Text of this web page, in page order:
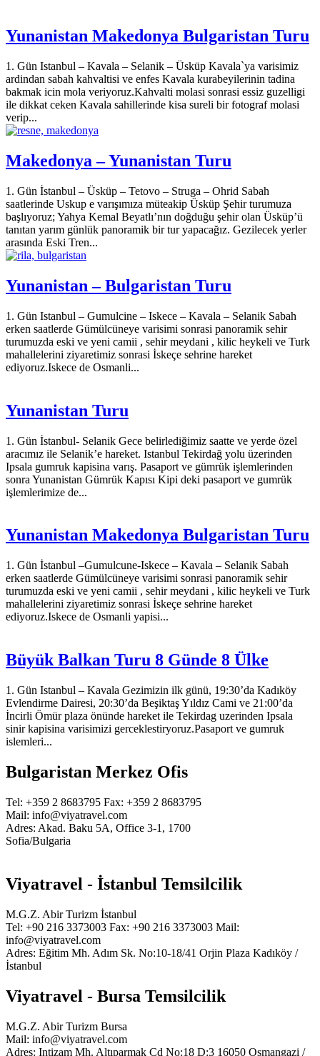
Yunanistan Makedonya Bulgaristan Turu
1. Gün Istanbul – Kavala – Selanik – Üsküp Kavala`ya varisimiz
ardindan sabah kahvaltisi ve enfes Kavala kurabeyilerinin tadina
bakmak icin mola veriyoruz.Kahvalti molasi sonrasi essiz guzelligi
ile dikkat ceken Kavala sahillerinde kisa sureli bir fotograf molasi
verip...
Makedonya – Yunanistan Turu
1. Gün İstanbul – Üsküp – Tetovo – Struga – Ohrid Sabah
saatlerinde Uskup e varışımıza müteakip Üsküp Şehir turumuza
başlıyoruz; Yahya Kemal Beyatlı’nın doğduğu şehir olan Üsküp’ü
tanıtan yarım günlük panoramik bir tur yapacağız. Gezilecek yerler
arasında Eski Tren...
Yunanistan – Bulgaristan Turu
1. Gün Istanbul – Gumulcine – Iskece – Kavala – Selanik Sabah
erken saatlerde Gümülcüneye varisimi sonrasi panoramik sehir
turumuzda eski ve yeni camii , sehir meydani , kilic heykeli ve Turk
mahallelerini ziyaretimiz sonrasi İskeçe sehrine hareket
ediyoruz.Iskece de Osmanli...
Yunanistan Turu
1. Gün İstanbul- Selanik Gece belirlediğimiz saatte ve yerde özel
aracımız ile Selanik’e hareket. Istanbul Tekirdağ yolu üzerinden
Ipsala gumruk kapisina varış. Pasaport ve gümrük işlemlerinden
sonra Yunanistan Gümrük Kapısı Kipi deki pasaport ve gumrük
işlemlerimize de...
Yunanistan Makedonya Bulgaristan Turu
1. Gün İstanbul –Gumulcune-Iskece – Kavala – Selanik Sabah
erken saatlerde Gümülcüneye varisimi sonrasi panoramik sehir
turumuzda eski ve yeni camii , sehir meydani , kilic heykeli ve Turk
mahallelerini ziyaretimiz sonrasi İskeçe sehrine hareket
ediyoruz.Iskece de Osmanli yapisi...
Büyük Balkan Turu 8 Günde 8 Ülke
1. Gün Istanbul – Kavala Gezimizin ilk günü, 19:30’da Kadıköy
Evlendirme Dairesi, 20:30’da Beşiktaş Yıldız Cami ve 21:00’da
İncirli Ömür plaza önünde hareket ile Tekirdag uzerinden Ipsala
sinir kapisina varisimizi gerceklestiryoruz.Pasaport ve gumruk
islemleri...
Bulgaristan Merkez Ofis
Tel: +359 2 8683795 Fax: +359 2 8683795
Mail: info@viyatravel.com
Adres: Akad. Baku 5A, Office 3-1, 1700
Sofia/Bulgaria
Viyatravel - İstanbul Temsilcilik
M.G.Z. Abir Turizm İstanbul
Tel: +90 216 3373003 Fax: +90 216 3373003 Mail:
info@viyatravel.com
Adres: Eğitim Mh. Adım Sk. No:10-18/41 Orjin Plaza Kadıköy /
İstanbul
Viyatravel - Bursa Temsilcilik
M.G.Z. Abir Turizm Bursa
Mail: info@viyatravel.com
Adres: Intizam Mh. Altıparmak Cd No:18 D:3 16050 Osmangazi /